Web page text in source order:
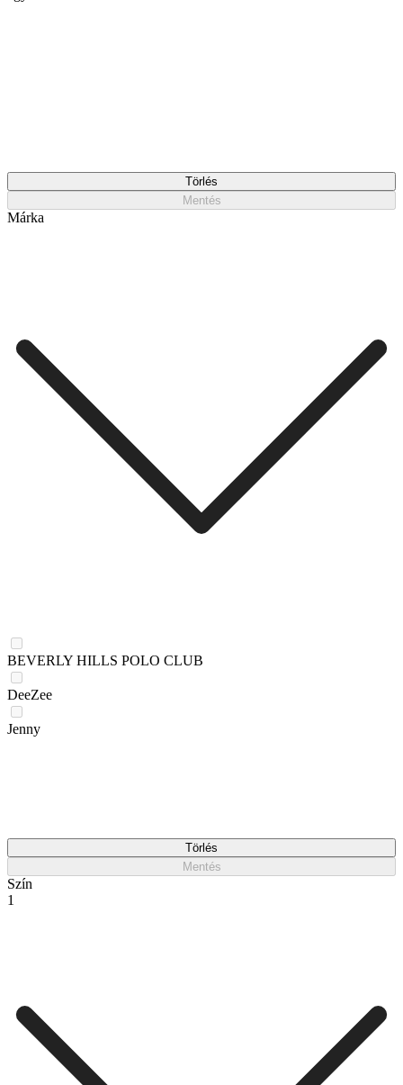
Törlés
Mentés
Márka
BEVERLY HILLS POLO CLUB
DeeZee
Jenny
Törlés
Mentés
Szín
1